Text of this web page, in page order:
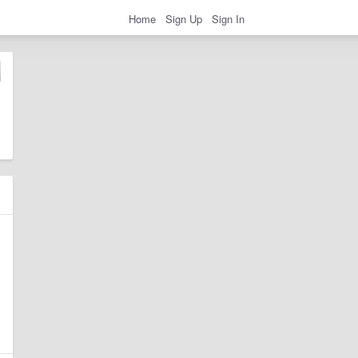
Home Sign Up Sign In